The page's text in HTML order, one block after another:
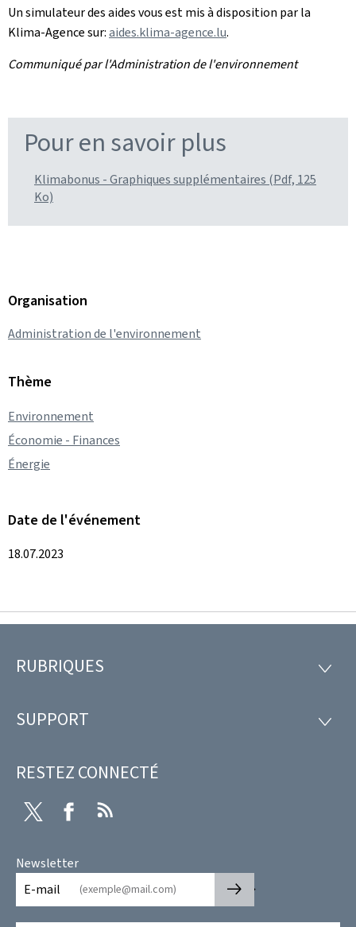
Un simulateur des aides vous est mis à disposition par la
Klima-Agencesur:aides.klima-agence.lu.
Communiqué par l'Administration de l'environnement
Pour en savoir plus
Klimabonus - Graphiques supplémentaires (Pdf, 125
Ko)
Organisation
Administration de l'environnement
Thème
Environnement
Économie - Finances
Énergie
Date de l'événement
18.07.2023
Pied
page
RUBRIQUES
SUPPORT
RESTEZ CONNECTÉ
Twitter Facebook
Newsletter
E-mail
🡒